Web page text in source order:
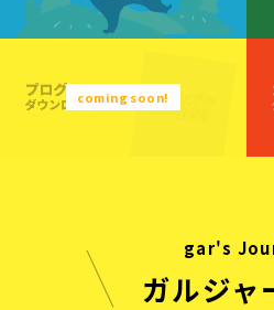
gar's
ガルジャ